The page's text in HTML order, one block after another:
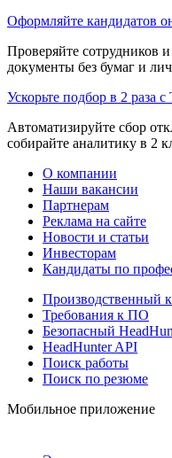
Оформляйте кандидатов
Проверяйте сотрудников
документы без бумаг и
Ускорьте подбор в 2 раза с
Автоматизируйте сбор
собирайте аналитику в 2
О компании
Наши вакансии
Партнерам
Реклама на сайте
Новости и статьи
Инвесторам
Кандидаты по
Производственный
Требования к ПО
Безопасный
HeadHunter API
Поиск работы
Поиск по резюме
Мобильное приложение